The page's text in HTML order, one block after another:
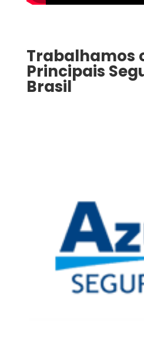
Trabalhamos
Principais
Brasil